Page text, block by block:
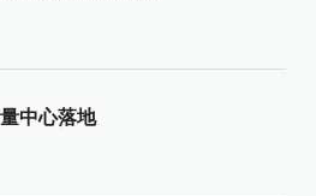
中心落地